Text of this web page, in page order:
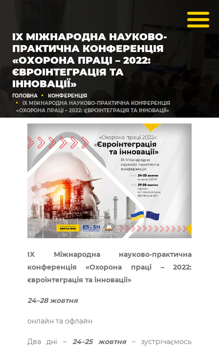
IX МІЖНАРОДНА НАУКОВО-
ПРАКТИЧНА КОНФЕРЕНЦІЯ
«ОХОРОНА ПРАЦІ – 2022:
ЄВРОІНТЕГРАЦІЯ ТА
ІННОВАЦІЇ»
ГОЛОВНА
КОНФЕРЕНЦІЯ
IX МІЖНАРОДНА НАУКОВО-ПРАКТИЧНА КОНФЕРЕНЦІЯ
«ОХОРОНА ПРАЦІ – 2022: ЄВРОІНТЕГРАЦІЯ ТА ІННОВАЦІЇ»
IX Міжнародна науково-практична
конференція «Охорона праці – 2022:
євроінтеграція та інновації»
24–28 жовтня
онлайн та офлайн
Два дні – 24–25 жовтня– зустрічаємось